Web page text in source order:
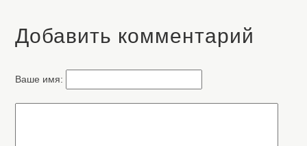
Добавить комментарий
Ваше имя: